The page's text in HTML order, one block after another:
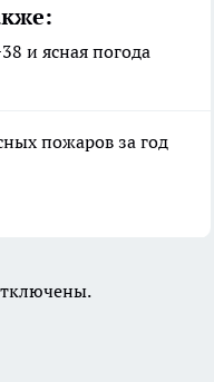
и ясная погода
пожаров за год